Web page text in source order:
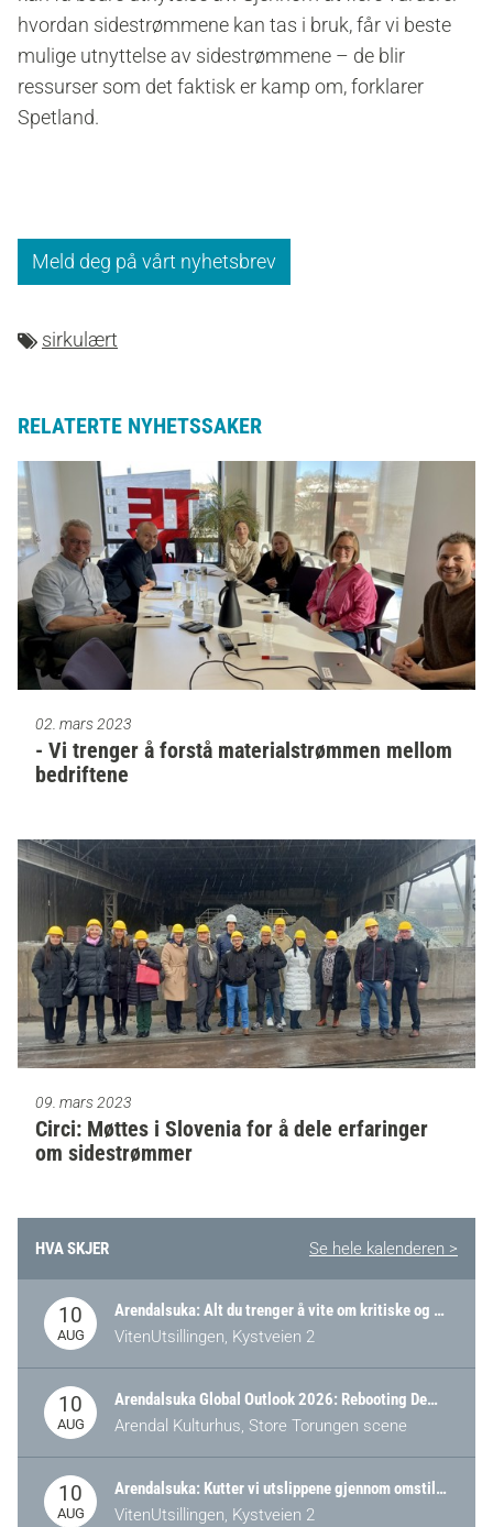
hvordan sidestrømmene kan tas i bruk, får vi beste
mulige utnyttelse av sidestrømmene – de blir
ressurser som det faktisk er kamp om, forklarer
Spetland.
Meld deg på vårt nyhetsbrev
sirkulært
RELATERTE NYHETSSAKER
02. mars 2023
- Vi trenger å forstå materialstrømmen mellom
bedriftene
09. mars 2023
Circi: Møttes i Slovenia for å dele erfaringer
om sidestrømmer
HVA SKJER Se hele kalenderen >
10
AUG
Arendalsuka: Alt du trenger å vite om kritiske og strategiske verdikjeder i Norge
VitenUtsillingen, Kystveien 2
10
AUG
Arendalsuka Global Outlook 2026: Rebooting Democracy for a New World Order
Arendal Kulturhus, Store Torungen scene
10
AUG
Arendalsuka: Kutter vi utslippene gjennom omstilling – eller tap av industri?
VitenUtsillingen, Kystveien 2